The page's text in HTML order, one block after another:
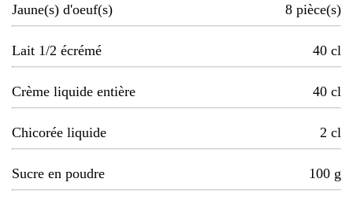
Jaune(s) d'oeuf(s) 8 pièce(s)
Lait 1/2 écrémé 40 cl
Crème liquide entière 40 cl
Chicorée liquide 2 cl
Sucre en poudre 100 g